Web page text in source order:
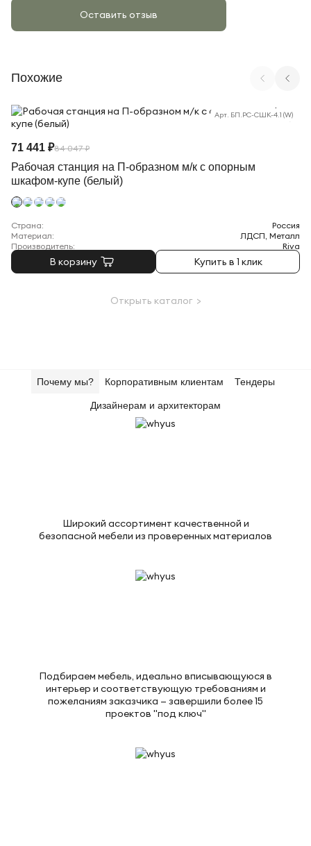
Оставить отзыв
Похожие
Арт. БП.РС-СШК-4.1 (W)
Рабочая станция на П-образном м/к с опорным
шкафом-купе (белый)
71 441 ₽84 047 ₽
В корзину Купить в 1 клик
Страна:
Россия
Материал:
ЛДСП, Металл
Производитель:
Riva
Открыть каталог >
Почему мы? Корпоративным клиентам Тендеры
Дизайнерам и архитекторам
Широкий ассортимент качественной и
безопасной мебели из проверенных материалов
Подбираем мебель, идеально вписывающуюся в
интерьер и соответствующую требованиям и
пожеланиям заказчика — завершили более 15
проектов "под ключ"